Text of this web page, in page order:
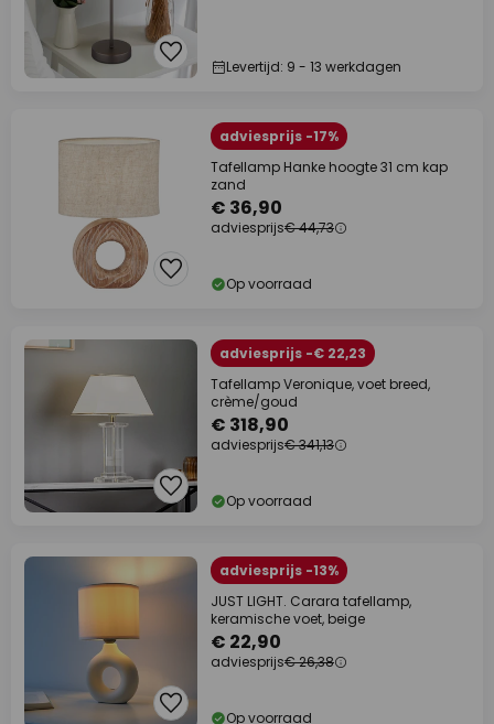
Levertijd: 9 - 13 werkdagen
adviesprijs -17%
Tafellamp Hanke hoogte 31 cm kap
zand
€ 36,90
adviesprijs€ 44,73
Op voorraad
adviesprijs -€ 22,23
Tafellamp Veronique, voet breed,
crème/goud
€ 318,90
adviesprijs€ 341,13
Op voorraad
adviesprijs -13%
JUST LIGHT. Carara tafellamp,
keramische voet, beige
€ 22,90
adviesprijs€ 26,38
Op voorraad